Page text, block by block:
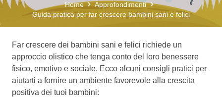
Home
Approfondimenti
Guida pratica per far crescere bambini sani e felici
Far crescere dei bambini sani e felici richiede un
approccio olistico che tenga conto del loro benessere
fisico, emotivo e sociale. Ecco alcuni consigli pratici per
aiutarti a fornire un ambiente favorevole alla crescita
positiva dei tuoi bambini: